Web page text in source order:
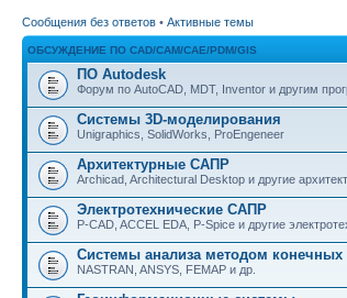
Сообщения без ответов • Активные темы
ОБСУЖДЕНИЕ ПО CAD/CAM/CAE/PDM/GIS
ПО Autodesk
Форум по AutoCAD, MDT, Inventor и другим
Системы 3D-моделирования
Unigraphics, SolidWorks, ProEngeneer
Архитектурные САПР
Archicad, Architectural Desktop и другие
Электротехнические САПР
P-CAD, ACCEL EDA, P-Spice и другие
Системы анализа методом конечных
NASTRAN, ANSYS, FEMAP и др.